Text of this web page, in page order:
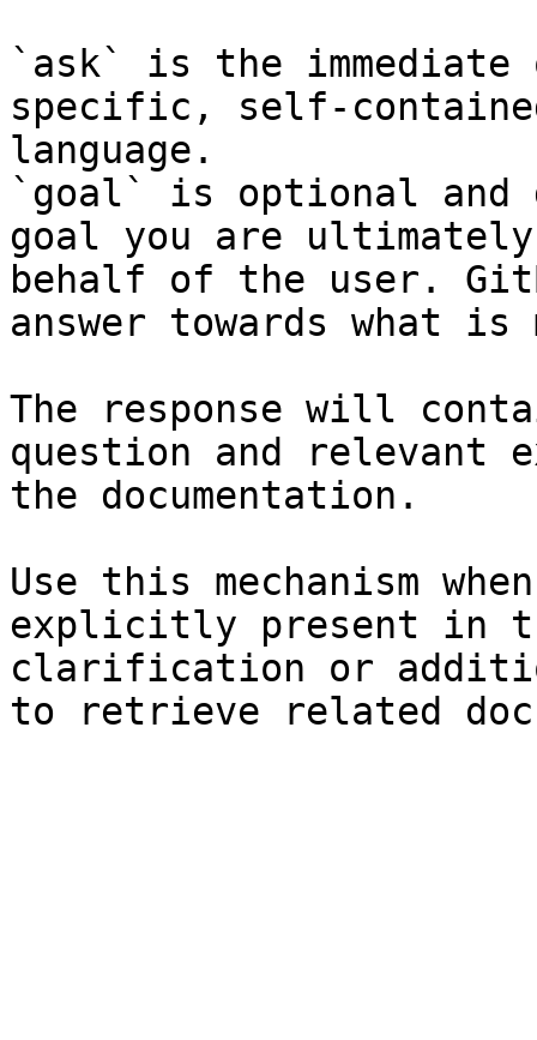
`ask` is the
specific, self-
language.
`goal` is optional and
goal you are
behalf of the user.
answer towards what
The response will
question and relevant
the documentation.
Use this mechanism
explicitly present in
clarification or